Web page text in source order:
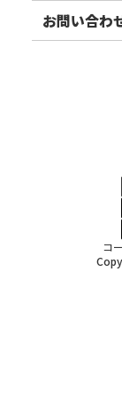
甲信越エリア
四国・九州
ご利用者様の
お知らせ
お問い合わ
コ